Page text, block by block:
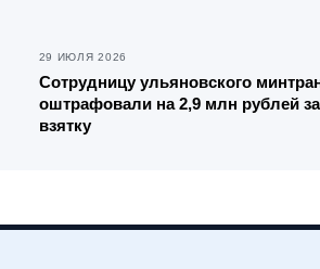
29 ИЮЛЯ 2026
Сотрудницу ульяновского
оштрафовали на 2,9 млн рублей за
взятку